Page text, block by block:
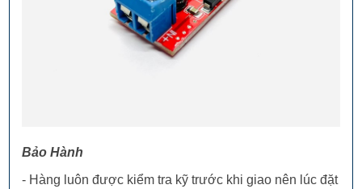
Bảo Hành
- Hàng luôn được kiểm tra kỹ trước khi giao nên lúc đặt